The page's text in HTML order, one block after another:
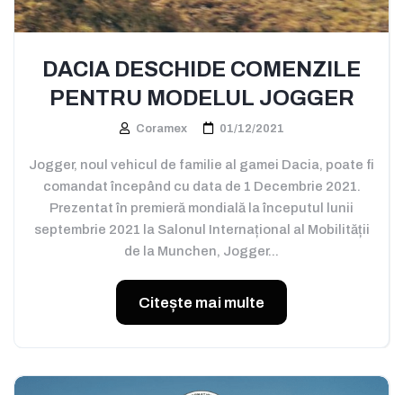
DACIA DESCHIDE COMENZILE
PENTRU MODELUL JOGGER
Coramex 01/12/2021
Jogger, noul vehicul de familie al gamei Dacia, poate fi
comandat începând cu data de 1 Decembrie 2021.
Prezentat în premieră mondială la începutul lunii
septembrie 2021 la Salonul Internațional al Mobilității
de la Munchen, Jogger...
Citește mai multe